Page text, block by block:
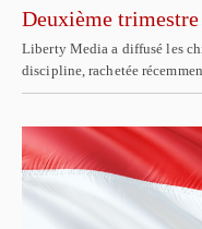
Deuxième
Liberty Media a diffusé les
discipline, rachetée